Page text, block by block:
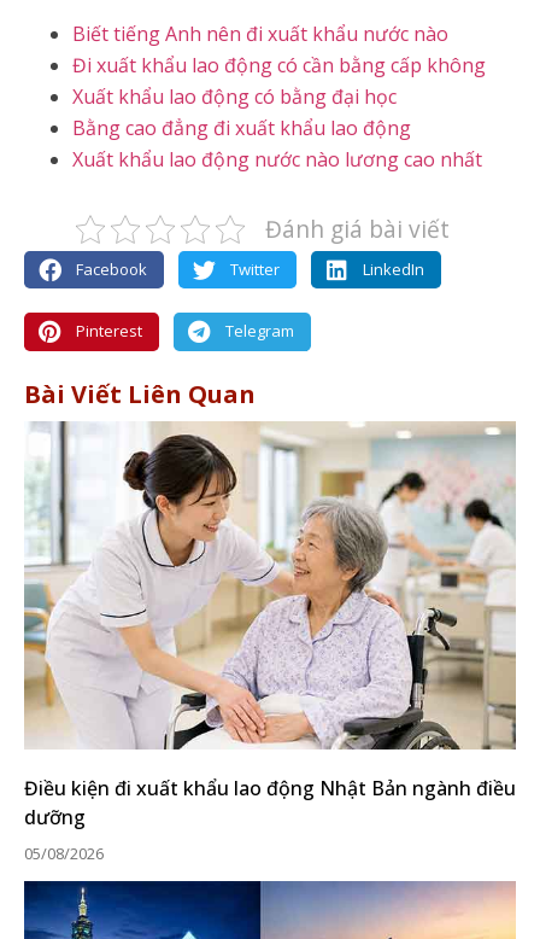
Biết tiếng Anh nên đi xuất khẩu nước nào
Đi xuất khẩu lao động có cần bằng cấp không
Xuất khẩu lao động có bằng đại học
Bằng cao đẳng đi xuất khẩu lao động
Xuất khẩu lao động nước nào lương cao nhất
Đánh giá bài viết
Facebook Twitter LinkedIn
Pinterest Telegram
Bài Viết Liên Quan
Điều kiện đi xuất khẩu lao động Nhật Bản ngành điều
dưỡng
05/08/2026